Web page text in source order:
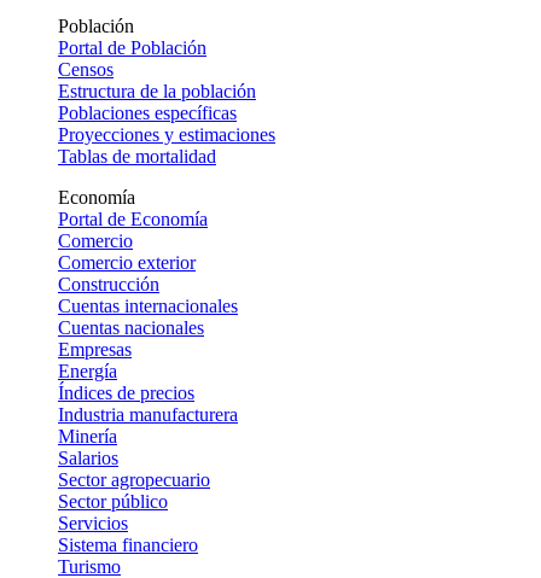
Población
Portal de Población
Censos
Estructura de la población
Poblaciones específicas
Proyecciones y estimaciones
Tablas de mortalidad
Economía
Portal de Economía
Comercio
Comercio exterior
Construcción
Cuentas internacionales
Cuentas nacionales
Empresas
Energía
Índices de precios
Industria manufacturera
Minería
Salarios
Sector agropecuario
Sector público
Servicios
Sistema financiero
Turismo